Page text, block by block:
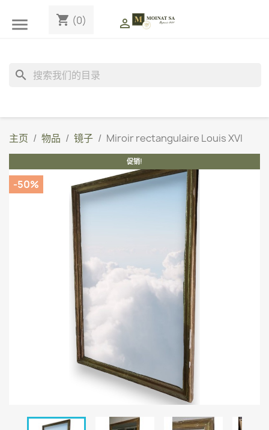
 shopping_cart (0) 
search
主页 物品 镜子 Miroir rectangulaire Louis XVI
促销!
-50%